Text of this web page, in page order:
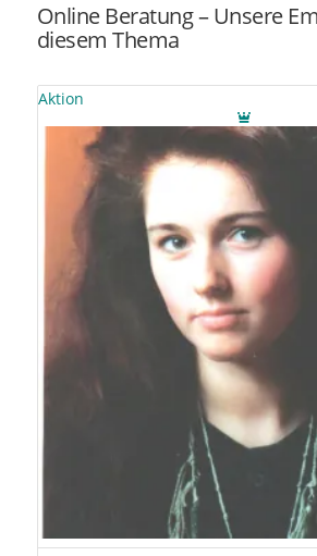
Online Beratung – Unsere
diesem Thema
Aktion